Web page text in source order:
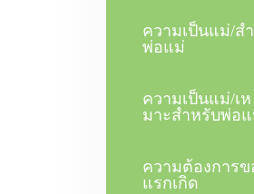
ความเป็นแม่/สํ
พ่อแม่
ความเป็นแม่/เห
มาะสําหรับพ่อ
ความต้องการข
แรกเกิด